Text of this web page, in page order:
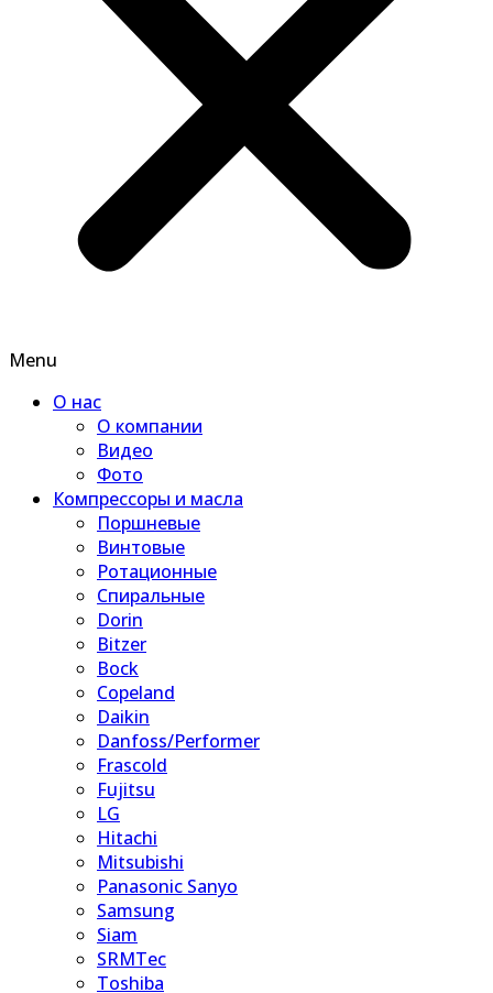
Menu
О нас
О компании
Видео
Фото
Компрессоры и масла
Поршневые
Винтовые
Ротационные
Спиральные
Dorin
Bitzer
Bock
Copeland
Daikin
Danfoss/Performer
Frascold
Fujitsu
LG
Hitachi
Mitsubishi
Panasonic Sanyo
Samsung
Siam
SRMTec
Toshiba